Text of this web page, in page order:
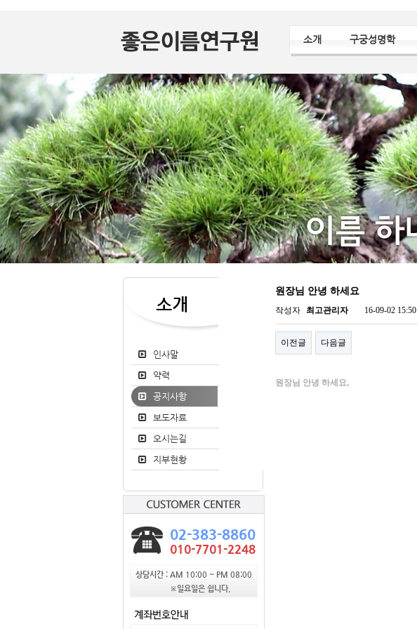
소개 구궁성명학
소개
인사말
약력
공지사항
보도자료
오시는길
지부현황
원장님 안녕 하세요
작성자 최고관리자 16-09-02 15:50
이전글 다음글
원장님 안녕 하세요,